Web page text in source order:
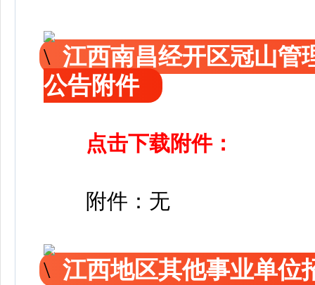
江西南昌经开区冠山管
公告附件
点击下载附件：
附件：无
江西地区其他事业单位